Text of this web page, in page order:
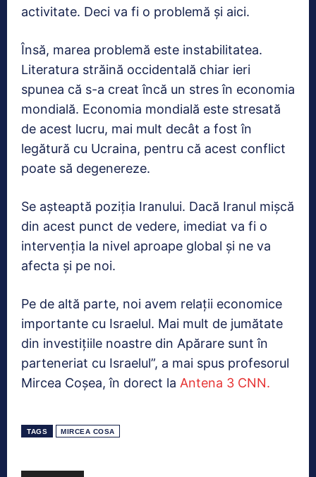
activitate. Deci va fi o problemă şi aici.
Însă, marea problemă este instabilitatea.
Literatura străină occidentală chiar ieri
spunea că s-a creat încă un stres în economia
mondială. Economia mondială este stresată
de acest lucru, mai mult decât a fost în
legătură cu Ucraina, pentru că acest conflict
poate să degenereze.
Se aşteaptă poziţia Iranului. Dacă Iranul mişcă
din acest punct de vedere, imediat va fi o
intervenţia la nivel aproape global şi ne va
afecta şi pe noi.
Pe de altă parte, noi avem relaţii economice
importante cu Israelul. Mai mult de jumătate
din investiţiile noastre din Apărare sunt în
parteneriat cu Israelul”, a mai spus profesorul
Mircea Coşea, în dorect la Antena 3 CNN.
TAGS MIRCEA COSA